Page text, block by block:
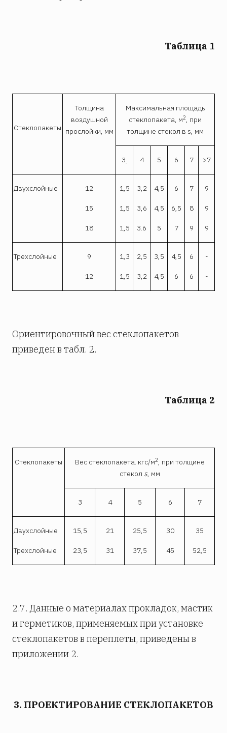
Таблица 1
Стеклопакеты
Толщина
воздушной
прослойки, мм
Максимальная площадь
стеклопакета, м2, при
толщине стекол в s, мм
3 4 5 6 7 >7
Двухслойные 12
15
18
1,5
1,5
1,5
3,2
3,6
3.6
4,5
4,5
5
6
6,5
7
7
8
9
9
9
9
Трехслойные 9
12
1,3
1,5
2,5
3,2
3,5
4,5
4,5
6
6
6
-
-
Ориентировочный вес стеклопакетов
приведен в табл. 2.
Таблица 2
Стеклопакеты Вес стеклопакета. кгс/м2, при толщине
стекол s, мм
3 4 5 6 7
Двухслойные
Трехслойные
15,5
23,5
21
31
25,5
37,5
30
45
35
52,5
2.7. Данные о материалах прокладок, мастик
и герметиков, применяемых при установке
стеклопакетов в переплеты, приведены в
приложении 2.
3. ПРОЕКТИРОВАНИЕ СТЕКЛОПАКЕТОВ